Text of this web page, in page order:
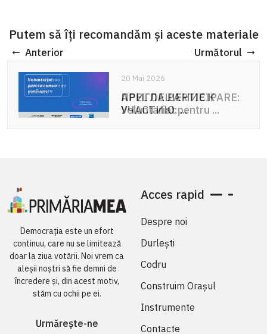
Putem să îți recomandăm și aceste materiale
Anterior Următorul
20 Mai 2026
ПРИГЛАШЕНИЕ К
УЧАСТИЮ: ...
20 Mai 2026
APEL DE PARTICIPARE:
Voluntariat pentru ...
Democrația este un efort
continuu, care nu se limitează
doar la ziua votării. Noi vrem ca
aleșii noștri să fie demni de
încredere și, din acest motiv,
stăm cu ochii pe ei.
Urmărește-ne
Acces rapid
Despre noi
Durlești
Codru
Construim Orașul
Instrumente
Contacte